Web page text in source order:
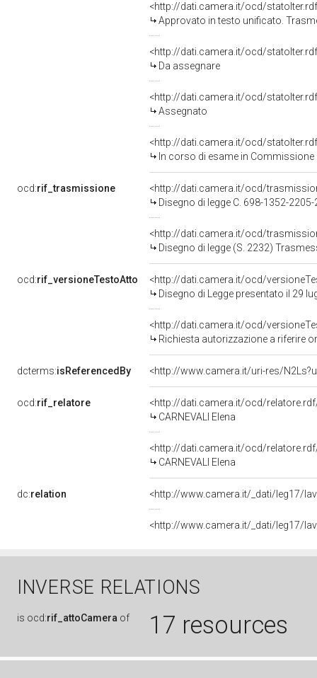
<http://dati.camera.it/ocd/
Approvato in testo unificato.
<http://dati.camera.it/ocd/
Da assegnare
<http://dati.camera.it/ocd/
Assegnato
<http://dati.camera.it/ocd/
In corso di esame in Commissione
ocd:rif_trasmissione
<http://dati.camera.it/ocd/
Disegno di legge C. 698-1352-
<http://dati.camera.it/ocd/
Disegno di legge (S. 2232)
ocd:rif_versioneTestoAtto
<http://dati.camera.it/ocd/
Disegno di Legge presentato il 29
<http://dati.camera.it/ocd/
Richiesta autorizzazione a riferire
dcterms:isReferencedBy <http://www.camera.it/uri-res/
ocd:rif_relatore
<http://dati.camera.it/ocd/
CARNEVALI Elena
<http://dati.camera.it/ocd/
CARNEVALI Elena
dc:relation <http://www.camera.it/_dati/leg17/
<http://www.camera.it/_dati/leg17/
INVERSE RELATIONS
is ocd:rif_attoCamera of 17 resources